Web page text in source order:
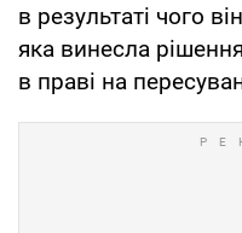
в результаті чого
яка винесла
в праві на